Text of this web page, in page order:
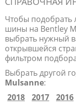
Чтобы подобрать
шины на Bentley
выбрать нужный
открывшейся
фильтром
Выбрать другой
Mulsanne:
2018
2017 2016